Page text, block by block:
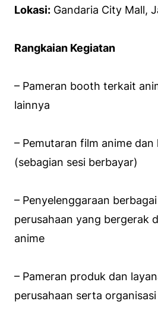
Lokasi: Gandaria City Mall,
Rangkaian Kegiatan
– Pameran booth terkait
lainnya
– Pemutaran film anime dan
(sebagian sesi berbayar)
– Penyelenggaraan berbagai
perusahaan yang bergerak
anime
– Pameran produk dan
perusahaan serta